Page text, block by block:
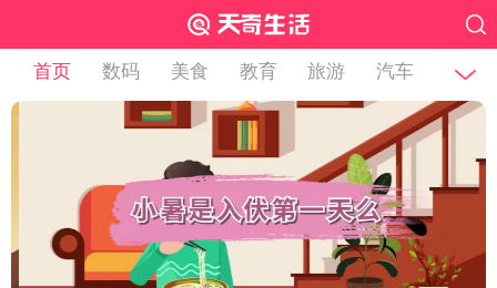
首页 数码 美食 教育 旅游 汽车